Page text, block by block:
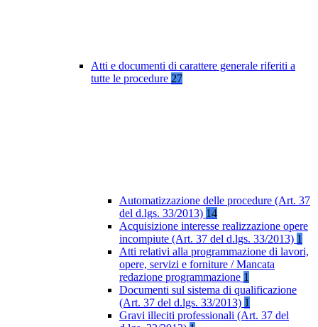
Atti e documenti di carattere generale riferiti a
tutte le procedure 27
Automatizzazione delle procedure (Art. 37
del d.lgs. 33/2013) 14
Acquisizione interesse realizzazione opere
incompiute (Art. 37 del d.lgs. 33/2013) 1
Atti relativi alla programmazione di lavori,
opere, servizi e forniture / Mancata
redazione programmazione 1
Documenti sul sistema di qualificazione
(Art. 37 del d.lgs. 33/2013) 1
Gravi illeciti professionali (Art. 37 del